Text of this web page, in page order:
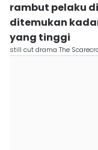
rambut pelaku
ditemukan
yang tinggi
still cut drama The